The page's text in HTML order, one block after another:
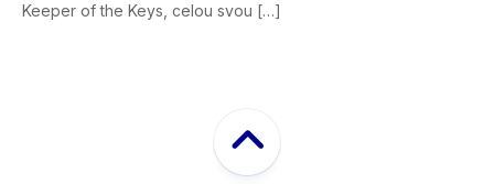
Keeper of the Keys, celou svou […]